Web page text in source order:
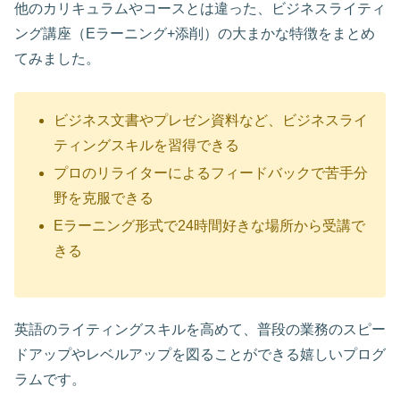
他のカリキュラムやコースとは違った、ビジネスライティ
ング講座（Eラーニング+添削）の大まかな特徴をまとめ
てみました。
ビジネス文書やプレゼン資料など、ビジネスライ
ティングスキルを習得できる
プロのリライターによるフィードバックで苦手分
野を克服できる
Eラーニング形式で24時間好きな場所から受講で
きる
英語のライティングスキルを高めて、普段の業務のスピー
ドアップやレベルアップを図ることができる嬉しいプログ
ラムです。